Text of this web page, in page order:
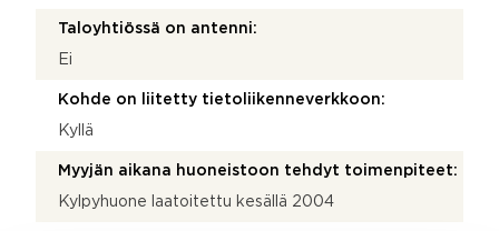
Taloyhtiössä on antenni:
Ei
Kohde on liitetty tietoliikenneverkkoon:
Kyllä
Myyjän aikana huoneistoon tehdyt toimenpiteet:
Kylpyhuone laatoitettu kesällä 2004